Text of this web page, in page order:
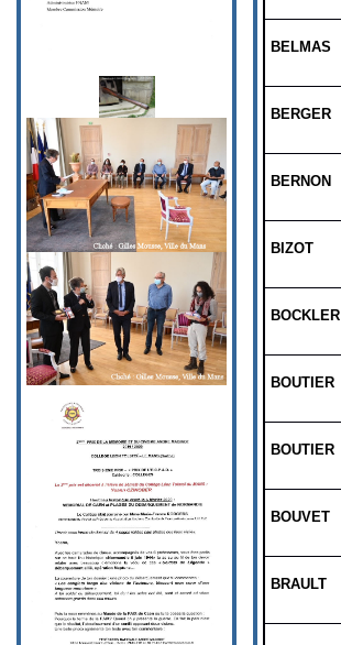
BELMAS
BERGER
BERNON
BIZOT
BOCKLER
BOUTIER
BOUTIER
BOUVET
BRAULT